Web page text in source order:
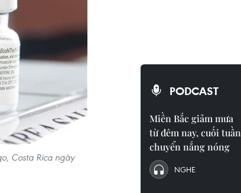
Costa Rica ngày
PODCAST
Miền Bắc giảm mưa
từ đêm nay, cuối tuần
chuyển nắng nóng
NGHE